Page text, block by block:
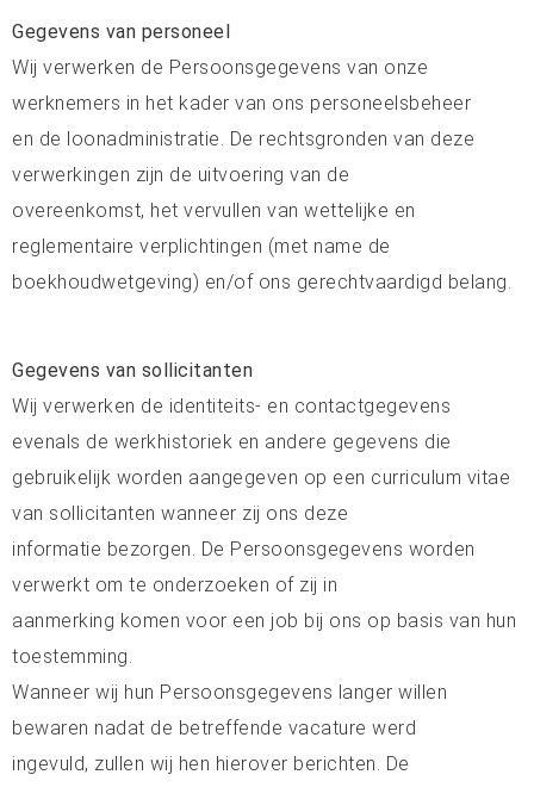
Gegevens van personeel
Wij verwerken de Persoonsgegevens van onze
werknemers in het kader van ons personeelsbeheer
en de loonadministratie. De rechtsgronden van deze
verwerkingen zijn de uitvoering van de
overeenkomst, het vervullen van wettelijke en
reglementaire verplichtingen (met name de
boekhoudwetgeving) en/of ons gerechtvaardigd belang.
Gegevens van sollicitanten
Wij verwerken de identiteits- en contactgegevens
evenals de werkhistoriek en andere gegevens die
gebruikelijk worden aangegeven op een curriculum vitae
van sollicitanten wanneer zij ons deze
informatie bezorgen. De Persoonsgegevens worden
verwerkt om te onderzoeken of zij in
aanmerking komen voor een job bij ons op basis van hun
toestemming.
Wanneer wij hun Persoonsgegevens langer willen
bewaren nadat de betreffende vacature werd
ingevuld, zullen wij hen hierover berichten. De